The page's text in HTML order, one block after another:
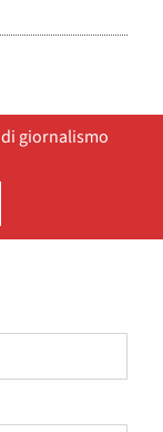
giornalismo